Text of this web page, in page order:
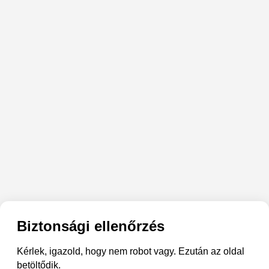
Biztonsági ellenőrzés
Kérlek, igazold, hogy nem robot vagy. Ezután az oldal
betöltődik.